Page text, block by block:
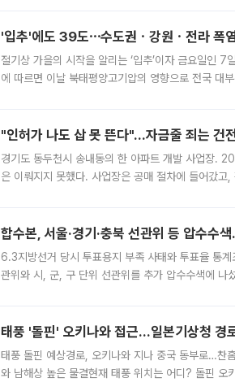
'입추'에도 39도⋯수도권ㆍ강원ㆍ전라 폭
절기상 가을의 시작을 알리는 ‘입추’이자 금요일인
에 따르면 이날 북태평양고기압의 영향으로 전국
"인허가 나도 삽 못 뜬다"…자금줄 죄는
경기도 동두천시 송내동의 한 아파트 개발 사업장.
은 이뤄지지 못했다. 사업장은 공매 절차에 들어갔
합수본, 서울·경기·충북 선관위 등 압수수
6.3지방선거 당시 투표용지 부족 사태와 투표율 통
관위와 시, 군, 구 단위 선관위를 추가 압수수색에
태풍 '돌핀' 오키나와 접근…일본기상청 경
태풍 돌핀 예상경로, 오키나와 지나 중국 동부로…찬
와 남해상 높은 물결현재 태풍 위치는 어디? 돌핀 오